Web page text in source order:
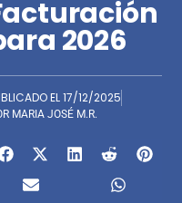
2026
EL17/12/2025
MARIA JOSÉ M.R.